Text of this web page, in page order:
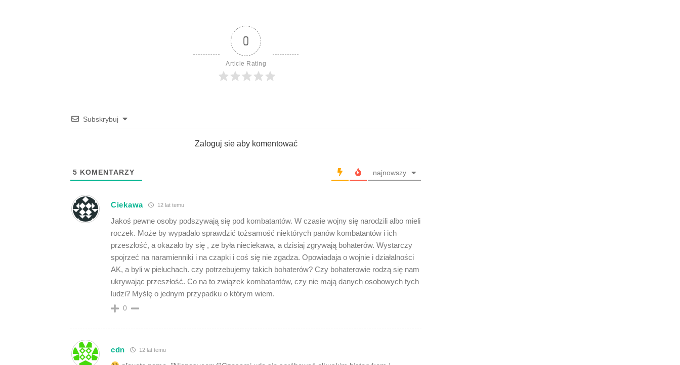
0
Article Rating
Subskrybuj
Zaloguj sie aby komentować
5 KOMENTARZY najnowszy
Ciekawa 12 lat temu
Jakoś pewne osoby podszywają się pod kombatantów. W czasie wojny się narodzili albo mieli
roczek. Może by wypadalo sprawdzić tożsamość niektórych panów kombatantów i ich
przeszłość, a okazało by się , ze była nieciekawa, a dzisiaj zgrywają bohaterów. Wystarczy
spojrzeć na naramienniki i na czapki i coś się nie zgadza. Opowiadaja o wojnie i działalności
AK, a byli w pieluchach. czy potrzebujemy takich bohaterów? Czy bohaterowie rodzą się nam
ukrywając przeszłość. Co na to związek kombatantów, czy nie mają danych osobowych tych
ludzi? Myślę o jednym przypadku o którym wiem.
0
cdn 12 lat temu